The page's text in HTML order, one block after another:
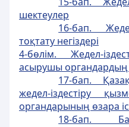
шектеулер
16-бап.
тоқтату негiздерi
4-бөлiм. Жедел-
асырушы
17-бап.
жедел-iздестiру
органдарының өзара
18-бап.